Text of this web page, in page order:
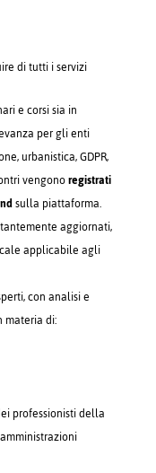
di tutti i servizi
e corsi sia in
per gli enti
urbanistica, GDPR,
vengonoregistrati
sulla piattaforma.
aggiornati,
applicabile agli
con analisi e
materia di:
professionisti della